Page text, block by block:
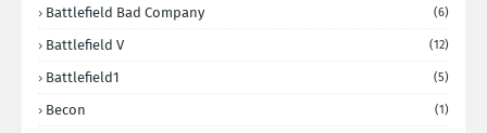
Battlefield Bad Company (6)
Battlefield V (12)
Battlefield1 (5)
Becon (1)